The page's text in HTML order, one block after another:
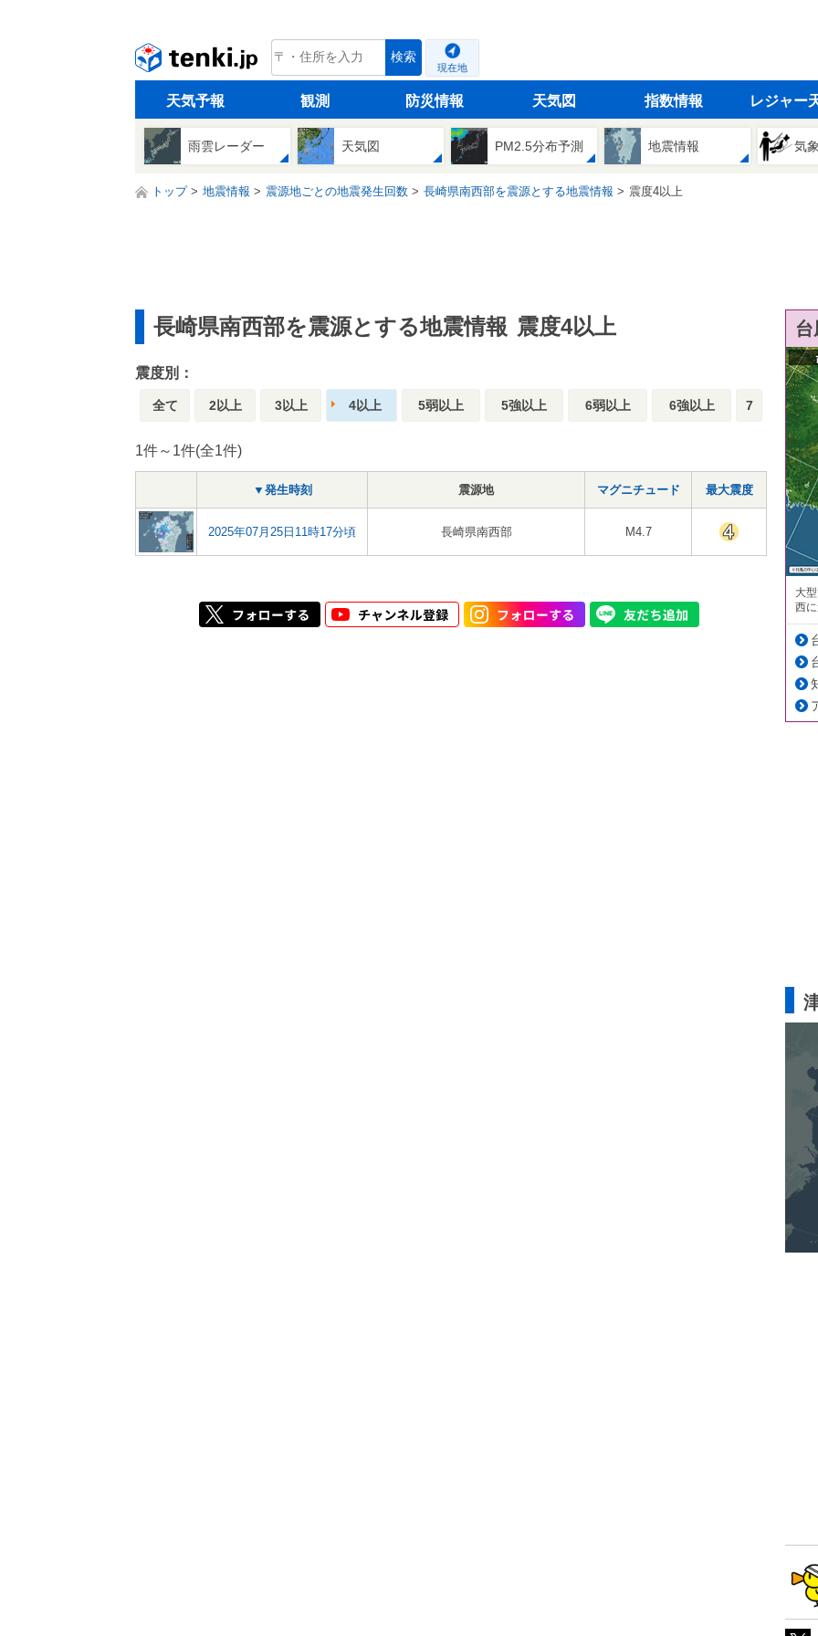
tenki.jp 検索
現在地
天気予報 観測 防災情報 天気図 指数情報 レジャー
雨雲レーダー 天気図 PM2.5分布予測 地震情報 気
トップ 地震情報 震源地ごとの地震発生回数 長崎県南西部を震源とする地震情報 震度4以上
長崎県南西部を震源とする地震情報 震度4以上
震度別：
全て 2以上 3以上 4以上 5弱以上 5強以上 6弱以上 6強以上 7
1件～1件(全1件)
▼発生時刻 震源地 マグニチュード 最大震度
2025年07月25日11時17分頃 長崎県南西部 M4.7
大
西